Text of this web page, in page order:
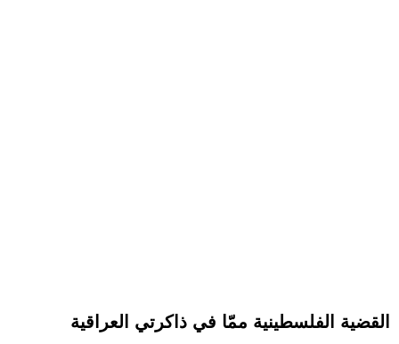
القضية الفلسطينية ممّا في ذاكرتي العراقية